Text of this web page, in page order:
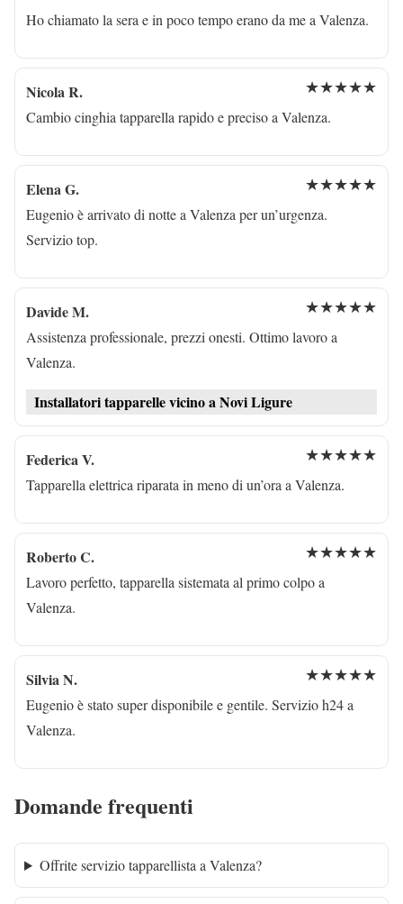
Ho chiamato la sera e in poco tempo erano da me a Valenza.
Nicola R. ★★★★★
Cambio cinghia tapparella rapido e preciso a Valenza.
Elena G. ★★★★★
Eugenio è arrivato di notte a Valenza per un’urgenza.
Servizio top.
Davide M. ★★★★★
Assistenza professionale, prezzi onesti. Ottimo lavoro a
Valenza.
Installatori tapparelle vicino a Novi Ligure
Federica V. ★★★★★
Tapparella elettrica riparata in meno di un’ora a Valenza.
Roberto C. ★★★★★
Lavoro perfetto, tapparella sistemata al primo colpo a
Valenza.
Silvia N. ★★★★★
Eugenio è stato super disponibile e gentile. Servizio h24 a
Valenza.
Domande frequenti
Offrite servizio tapparellista a Valenza?